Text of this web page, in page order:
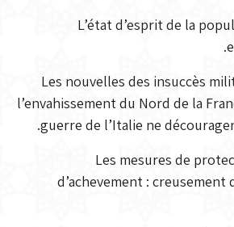
1. L’état d’esprit de la
2. Les nouvelles des insuccès
l’envahissement du Nord de la
guerre de l’Italie ne
3. Les mesures de
d’achevement : creusement